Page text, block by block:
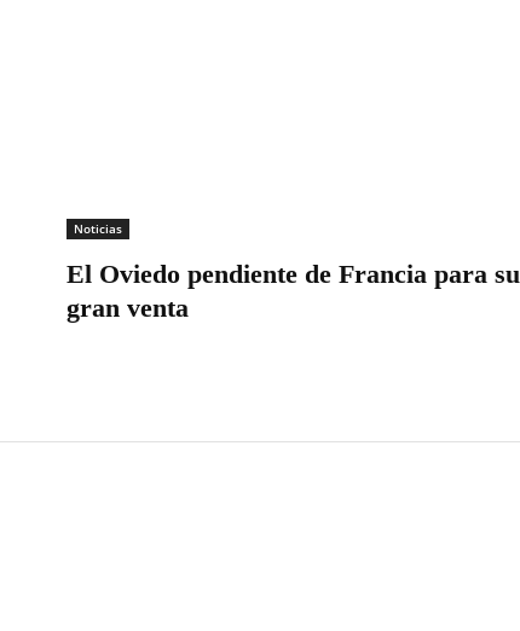
Noticias
El Oviedo pendiente de Francia para su
gran venta